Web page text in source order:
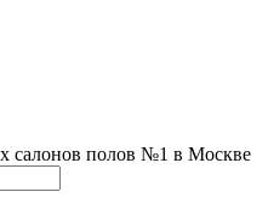
салонов полов №1 в Москве